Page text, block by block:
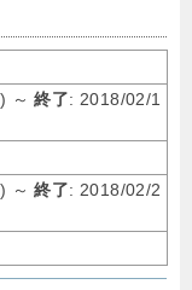
) ～終了: 2018/02/1
) ～終了: 2018/02/2